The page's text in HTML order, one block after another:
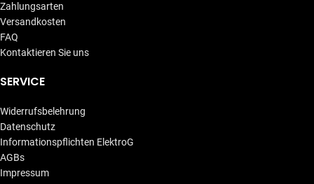
Zahlungsarten
Versandkosten
FAQ
Kontaktieren Sie uns
SERVICE
Widerrufsbelehrung
Datenschutz
Informationspflichten ElektroG
AGBs
Impressum